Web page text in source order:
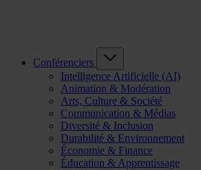
Conférenciers
Intelligence Artificielle (AI)
Animation & Modération
Arts, Culture & Société
Communication & Médias
Diversité & Inclusion
Durabilité & Environnement
Économie & Finance
Éducation & Apprentissage